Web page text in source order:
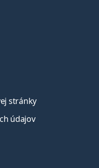
stránky
údajov